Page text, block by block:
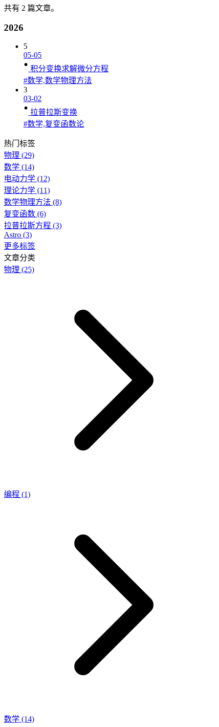
共有 2 篇文章。
2026
5
05-05
积分变换求解微分方程
#数学,数学物理方法
3
03-02
拉普拉斯变换
#数学,复变函数论
热门标签
物理 (29)
数学 (14)
电动力学 (12)
理论力学 (11)
数学物理方法 (8)
复变函数 (6)
拉普拉斯方程 (3)
Astro (3)
更多标签
文章分类
物理 (25)
编程 (1)
数学 (14)